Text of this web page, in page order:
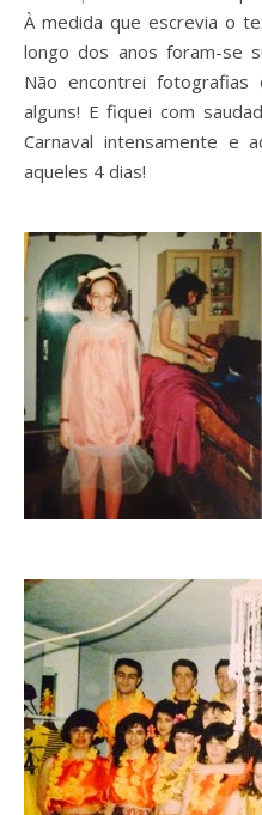
À medida que escrevia o
longo dos anos foram-se
Não encontrei
alguns! E fiquei com
Carnaval intensamente e
aqueles 4 dias!